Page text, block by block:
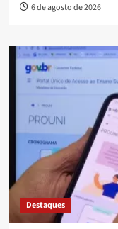
6 de agosto de 2026
Destaques